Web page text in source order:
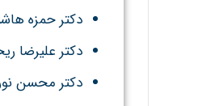
دکتر حمزه
دکتر علیرضا
دکتر محسن